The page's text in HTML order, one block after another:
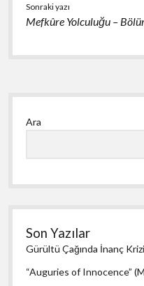
Sonraki yazı
Mefkûre Yolculuğu –
Yan
Menü
Ara
Son Yazılar
Gürültü Çağında İnanç
“Auguries of Innocence”